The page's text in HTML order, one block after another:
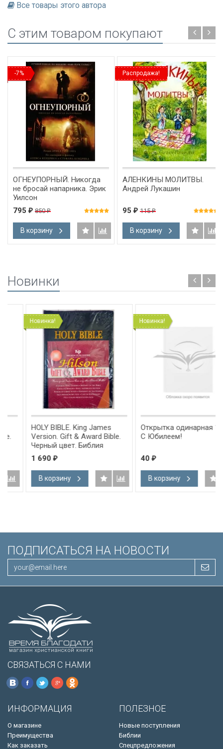
Все товары этого автора
C этим товаром покупают
-7%
ОГНЕУПОРНЫЙ. Никогда
не бросай напарника. Эрик
Уилсон
795 ₽ 850₽
В корзину
Распродажа!
АЛЕНКИНЫ МОЛИТВЫ.
Андрей Лукашин
95 ₽ 115₽
В корзину
Новинки
Новинка!
HOLY BIBLE. King James
Version. Gift & Award Bible.
Черный цвет. Библия
Короля Иакова на
английском языке.
Словарь, карты, закладка,
подарочная вкладка, слова
Иисуса выделены красным
1 690 ₽
В корзину
Новинка!
Открытка одинарная 10x15:
С Юбилеем!
В корзину
ПОДПИСАТЬСЯ НА НОВОСТИ
СВЯЗАТЬСЯ С НАМИ
ИНФОРМАЦИЯ
О магазине
Преимущества
Как заказать
ПОЛЕЗНОЕ
Новые поступления
Библии
Спецпредложения